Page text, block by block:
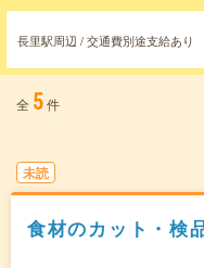
長里駅周辺 / 交通費別途支給あり
全 5件
未読
食材のカット・検